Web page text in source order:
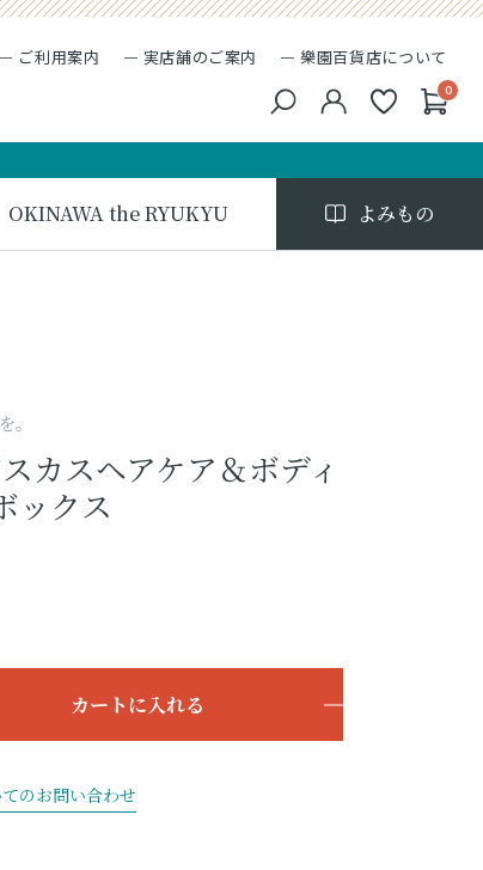
ご利用案内 実店舗のご案内 樂園百貨店について
0
OKINAWA the RYUKYU よみもの
。
カスヘアケア＆ボディ
ックス
カートに入れる
のお問い合わせ